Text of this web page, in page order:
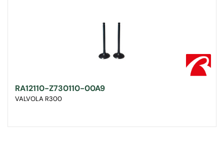
RA12110-Z730110-00A9
VALVOLA R300